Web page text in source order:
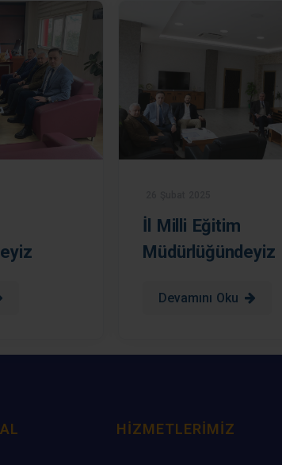
İl Milli Eğitim
Müdürlüğündeyiz
Devamını Oku
HIZMETLERIMIZ